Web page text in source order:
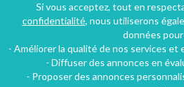
Appartement
1 chambre 4
54€/nuit
Si vous acceptez, tout en
confidentialité, nous utiliserons
données pour
- Améliorer la qualité de nos services et
- Diffuser des annonces en
- Proposer des annonces